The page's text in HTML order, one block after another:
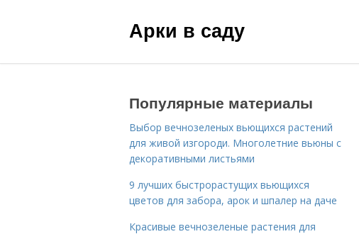
Арки в саду
Популярные материалы
Выбор вечнозеленых вьющихся растений
для живой изгороди. Многолетние вьюны с
декоративными листьями
9 лучших быстрорастущих вьющихся
цветов для забора, арок и шпалер на даче
Красивые вечнозеленые растения для